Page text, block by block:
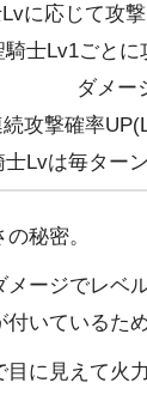
に応じて攻
騎士Lv1ごとに
ダメー
攻撃確率
Lvは毎ター
秘密。
ージでレベ
いているた
に見えて火